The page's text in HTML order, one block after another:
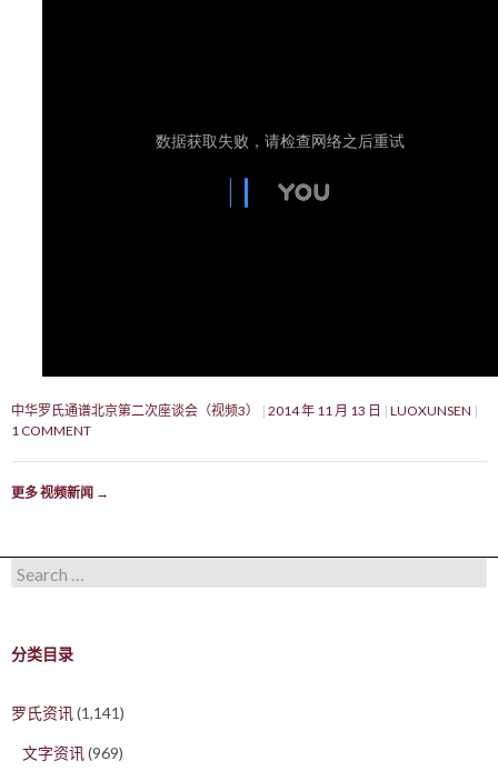
中华罗氏通谱北京第二次座谈会（视频3） 2014 年 11 月 13 日
LUOXUNSEN
1 COMMENT
更多 视频新闻 →
Search for:
分类目录
罗氏资讯(1,141)
文字资讯(969)